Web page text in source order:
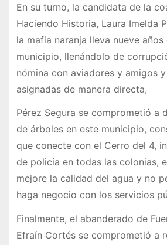
En su turno, la candidata de la
Haciendo Historia, Laura Imelda
la mafia naranja lleva nueve
municipio, llenándolo de
nómina con aviadores y amigos
asignadas de manera directa,
Pérez Segura se comprometió a
de árboles en este municipio,
que conecte con el Cerro del 4,
de policía en todas las colonias,
mejore la calidad del agua y no
haga negocio con los servicios
Finalmente, el abanderado de
Efraín Cortés se comprometió a